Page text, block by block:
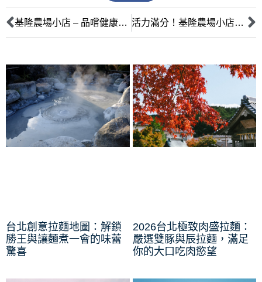
基隆農場小店 – 品嚐健康、新鮮果蔬的好去處！ 活力滿分！基隆農場小店的自然有機果蔬讓你更有活力！
台北創意拉麵地圖：解鎖
勝王與讓麵煮一會的味蕾
驚喜
2026台北極致肉盛拉麵：
嚴選雙豚與辰拉麵，滿足
你的大口吃肉慾望